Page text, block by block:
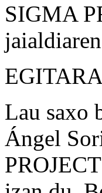
SIGMA
Lau saxo
Ángel